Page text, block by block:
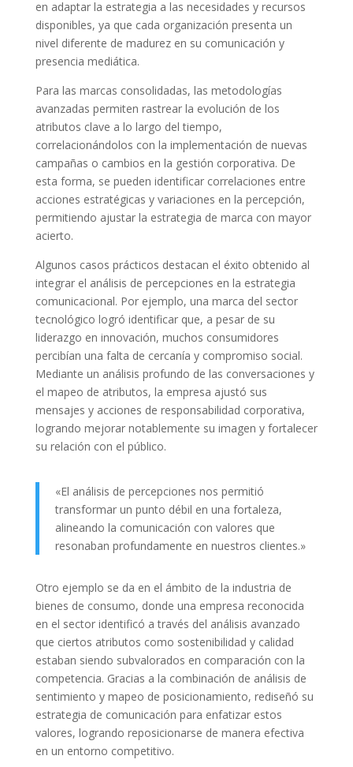
en adaptar la estrategia a las necesidades y recursos
disponibles, ya que cada organización presenta un
nivel diferente de madurez en su comunicación y
presencia mediática.
Para las marcas consolidadas, las metodologías
avanzadas permiten rastrear la evolución de los
atributos clave a lo largo del tiempo,
correlacionándolos con la implementación de nuevas
campañas o cambios en la gestión corporativa. De
esta forma, se pueden identificar correlaciones entre
acciones estratégicas y variaciones en la percepción,
permitiendo ajustar la estrategia de marca con mayor
acierto.
Algunos casos prácticos destacan el éxito obtenido al
integrar el análisis de percepciones en la estrategia
comunicacional. Por ejemplo, una marca del sector
tecnológico logró identificar que, a pesar de su
liderazgo en innovación, muchos consumidores
percibían una falta de cercanía y compromiso social.
Mediante un análisis profundo de las conversaciones y
el mapeo de atributos, la empresa ajustó sus
mensajes y acciones de responsabilidad corporativa,
logrando mejorar notablemente su imagen y fortalecer
su relación con el público.
«El análisis de percepciones nos permitió
transformar un punto débil en una fortaleza,
alineando la comunicación con valores que
resonaban profundamente en nuestros clientes.»
Otro ejemplo se da en el ámbito de la industria de
bienes de consumo, donde una empresa reconocida
en el sector identificó a través del análisis avanzado
que ciertos atributos como sostenibilidad y calidad
estaban siendo subvalorados en comparación con la
competencia. Gracias a la combinación de análisis de
sentimiento y mapeo de posicionamiento, rediseñó su
estrategia de comunicación para enfatizar estos
valores, logrando reposicionarse de manera efectiva
en un entorno competitivo.